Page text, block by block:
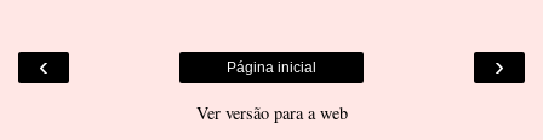
‹ ›
Página inicial
Ver versão para a web